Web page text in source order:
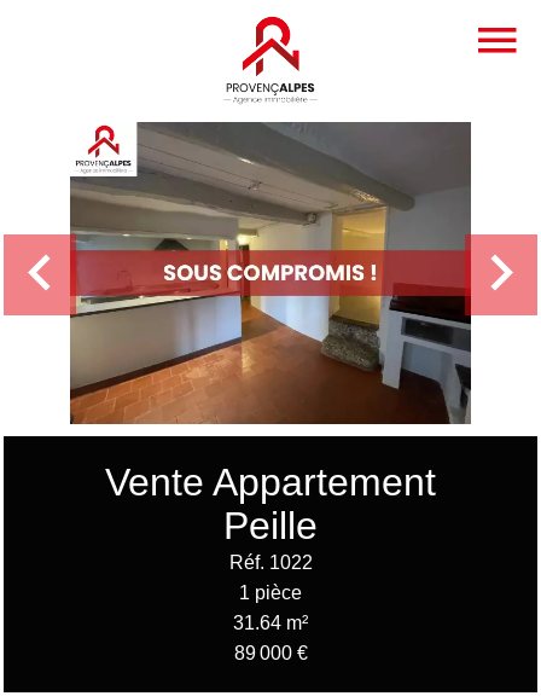
Vente Appartement
Peille
Réf. 1022
1 pièce
31.64 m²
89 000 €